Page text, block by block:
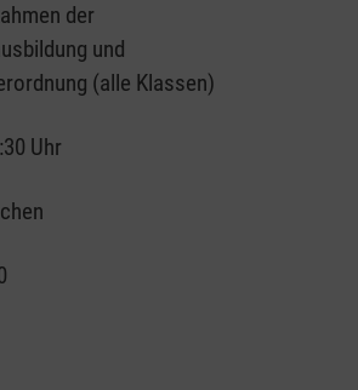
der
und
(alle Klassen)
Uhr